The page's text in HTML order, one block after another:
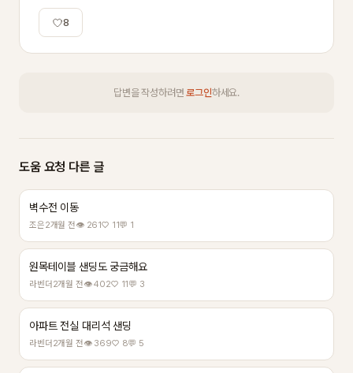
8
답변을 작성하려면로그인하세요.
도움 요청 다른 글
벽수전 이동
조은2개월 전👁 261♡ 11💬 1
원목테이블 샌딩도 궁금해요
라벤더2개월 전👁 402♡ 11💬 3
아파트 전실 대리석 샌딩
라벤더2개월 전👁 369♡ 8💬 5